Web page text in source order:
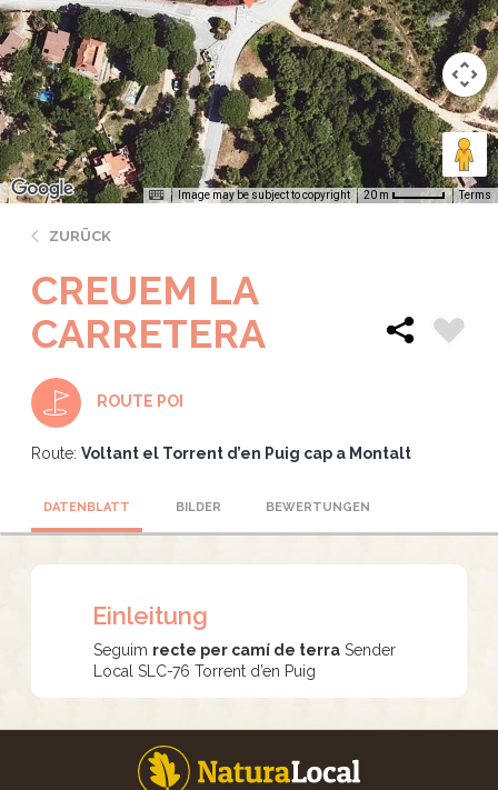
Image may be subject to copyright 20 m Terms
ZURÜCK
CREUEM LA
CARRETERA
ROUTE POI
Route: Voltant el Torrent d’en Puig cap a Montalt
DATENBLATT BILDER BEWERTUNGEN
Einleitung
Seguim recte per camí de terra Sender
Local SLC-76 Torrent d’en Puig